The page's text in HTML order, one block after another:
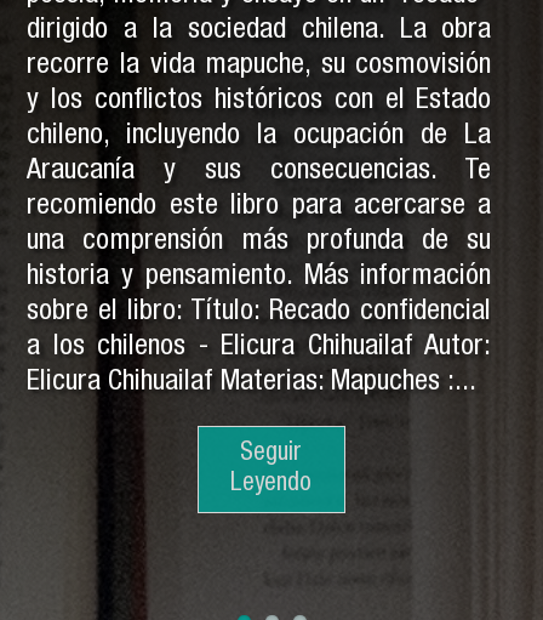
dirigido a la sociedad chilena. La obra
recorre la vida mapuche, su cosmovisión
y los conflictos históricos con el Estado
chileno, incluyendo la ocupación de La
Araucanía y sus consecuencias. Te
recomiendo este libro para acercarse a
una comprensión más profunda de su
historia y pensamiento. Más información
sobre el libro: Título: Recado confidencial
a los chilenos - Elicura Chihuailaf Autor:
Elicura Chihuailaf Materias: Mapuches :...
Seguir
Leyendo
Seguir
Leyendo
Seguir
Leyendo